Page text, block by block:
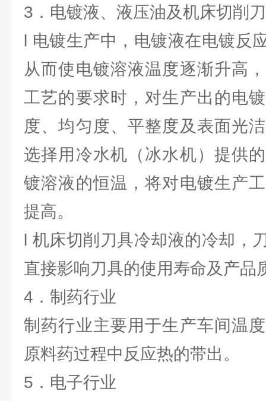
3．电镀液、液压油及机床切削
l 电镀生产中，电镀液在电镀反
从而使电镀溶液温度逐渐升高
工艺的要求时，对生产出的电
度、均匀度、平整度及表面光
选择用冷水机（冰水机）提供
镀溶液的恒温，将对电镀生产
提高。
l 机床切削刀具冷却液的冷却，
直接影响刀具的使用寿命及产品
4．制药行业
制药行业主要用于生产车间温
原料药过程中反应热的带出。
5．电子行业